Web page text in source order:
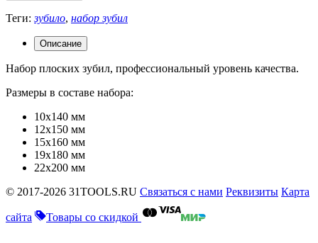
Теги:зубило, набор зубил
Описание
Набор плоских зубил, профессиональный уровень качества.
Размеры в составе набора:
10x140 мм
12x150 мм
15x160 мм
19x180 мм
22x200 мм
© 2017-2026 31TOOLS.RU Связаться с нами Реквизиты Карта
сайта Товары со скидкой